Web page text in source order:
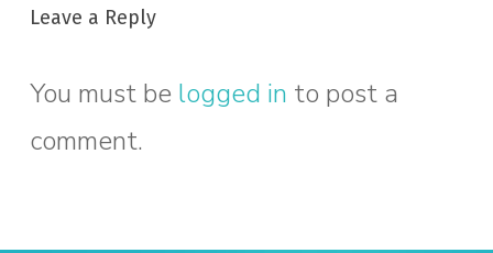
Leave a Reply
You must be logged in to post a
comment.